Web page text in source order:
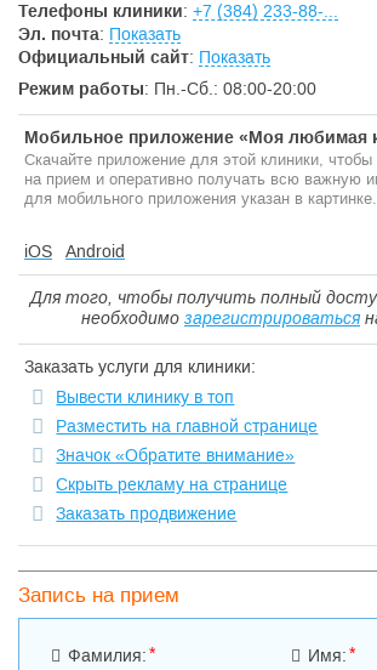
Телефоны клиники: +7 (384) 233-88-...
Эл. почта: Показать
Официальный сайт: Показать
Режим работы: Пн.-Сб.: 08:00-20:00
Мобильное приложение «Моя любимая
Скачайте приложение для этой клиники, чтобы
на прием и оперативно получать всю важную
для мобильного приложения указан в картинке.
iOS Android
Для того, чтобы получить полный
необходимо зарегистрироваться
Заказать услуги для клиники:
Вывести клинику в топ
Разместить на главной странице
Значок «Обратите внимание»
Скрыть рекламу на странице
Заказать продвижение
Запись на прием
Фамилия:* Имя:*